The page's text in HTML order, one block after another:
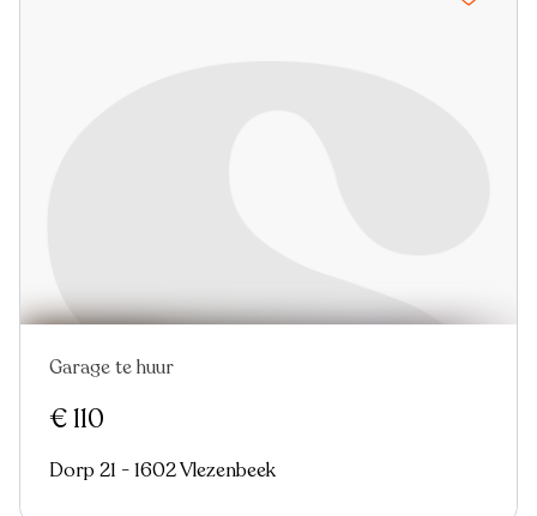
Garage te huur
€ 110
Dorp 21 - 1602 Vlezenbeek